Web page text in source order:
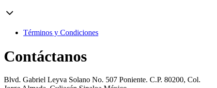
Términos y Condiciones
Contáctanos
Blvd. Gabriel Leyva Solano No. 507 Poniente. C.P. 80200, Col.